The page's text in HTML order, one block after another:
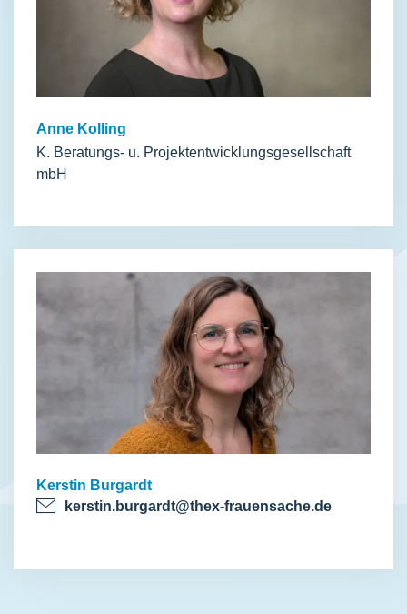
Anne Kolling
K. Beratungs- u. Projektentwicklungsgesellschaft
mbH
Kerstin Burgardt
kerstin.burgardt@thex-frauensache.de